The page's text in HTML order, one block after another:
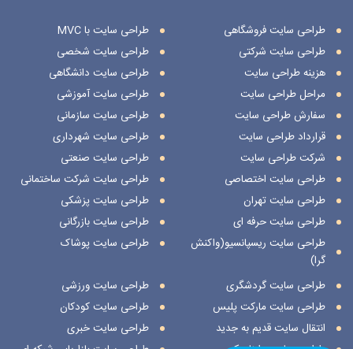
طراحی سایت فروشگاهی
طراحی سایت شرکتی
هزینه طراحی سایت
مراحل طراحی سایت
سفارش طراحی سایت
قرارداد طراحی سایت
شرکت طراحی سایت
طراحی سایت اختصاصی
طراحی سایت تهران
طراحی سایت حرفه ای
طراحی سایت ریسپانسیو(واکنش
گرا)
طراحی سایت با MVC
طراحی سایت شخصی
طراحی سایت دانشگاهی
طراحی سایت آموزشی
طراحی سایت سازمانی
طراحی سایت شهرداری
طراحی سایت صنعتی
طراحی سایت شرکت ساختمانی
طراحی سایت پزشکی
طراحی سایت بازرگانی
طراحی سایت پوشاک
طراحی سایت گردشگری
طراحی سایت مارکت پلیس
انتقال سایت قدیم به جدید
طراحی سایت ورزشی
طراحی سایت کودکان
طراحی سایت خبری